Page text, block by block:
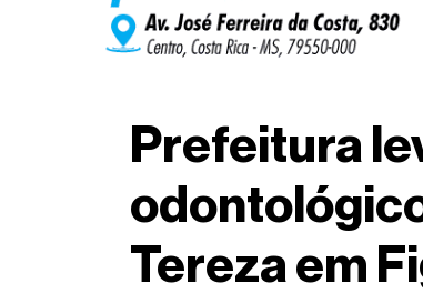
Prefeitura
Tereza em